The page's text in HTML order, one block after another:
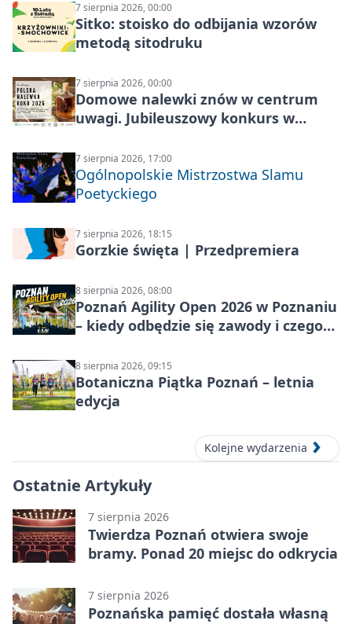
7 sierpnia 2026, 00:00
Sitko: stoisko do odbijania wzorów
metodą sitodruku
7 sierpnia 2026, 00:00
Domowe nalewki znów w centrum
uwagi. Jubileuszowy konkurs w
7 sierpnia 2026, 17:00
Ogólnopolskie Mistrzostwa Slamu
Poetyckiego
7 sierpnia 2026, 18:15
Gorzkie święta | Przedpremiera
8 sierpnia 2026, 08:00
Poznań Agility Open 2026 w Poznaniu
– kiedy odbędzie się zawody i czego
8 sierpnia 2026, 09:15
Botaniczna Piątka Poznań – letnia
edycja
Kolejne wydarzenia
Ostatnie Artykuły
7 sierpnia 2026
Twierdza Poznań otwiera swoje
bramy. Ponad 20 miejsc do odkrycia
7 sierpnia 2026
Poznańska pamięć dostała własną